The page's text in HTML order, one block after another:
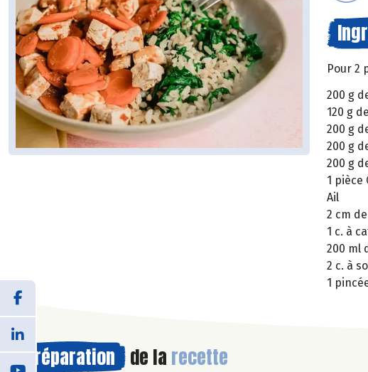
Pour 2
200 g
120 g
200 g
200 g
200 g
1 pièce
Ail
2 cm
1 c. à
200 ml
2 c. à
1
Préparation de la recette